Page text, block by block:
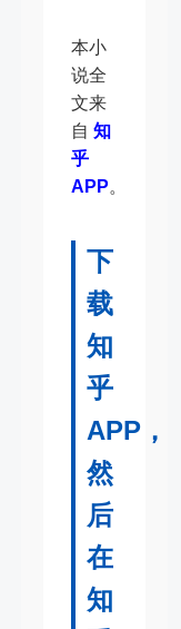
本小
说全
文来
自 知
乎
APP。
下
载
知
乎
APP，
然
后
在
知